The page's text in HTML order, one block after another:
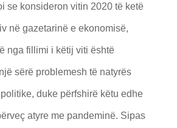
se konsideron vitin 2020 të ketë
në gazetarinë e ekonomisë,
nga fillimi i këtij viti është
sërë problemesh të natyrës
duke përfshirë këtu edhe
atyre me pandeminë. Sipas